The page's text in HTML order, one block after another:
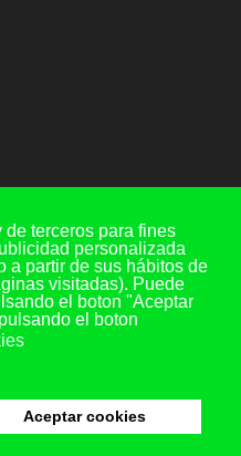
terceros para fines
personalizada
a partir de sus hábitos de
visitadas). Puede
el boton "Aceptar
el boton
Aceptar cookies
5, 47001 - Valladolid